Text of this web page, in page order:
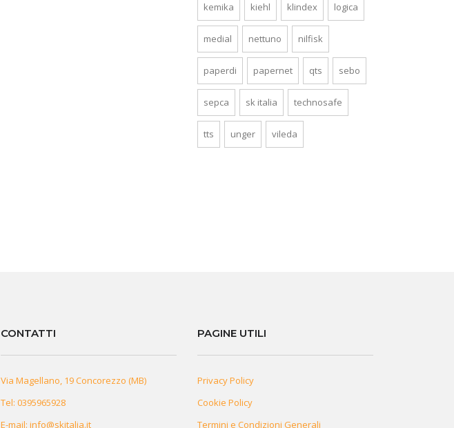
kemika kiehl klindex logica
medial nettuno nilfisk
paperdi papernet qts sebo
sepca sk italia technosafe
tts unger vileda
CONTATTI
Via Magellano, 19 Concorezzo (MB)
Tel: 0395965928
E-mail: info@skitalia.it
PAGINE UTILI
Privacy Policy
Cookie Policy
Termini e Condizioni Generali